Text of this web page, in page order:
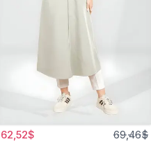
62,52$ 69,46$